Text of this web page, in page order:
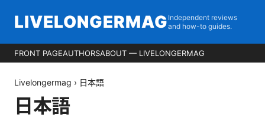
LIVELONGERMAG Independent reviews
and how-to guides.
FRONT PAGEAUTHORSABOUT — LIVELONGERMAG
Livelongermag › 日本語
日本語